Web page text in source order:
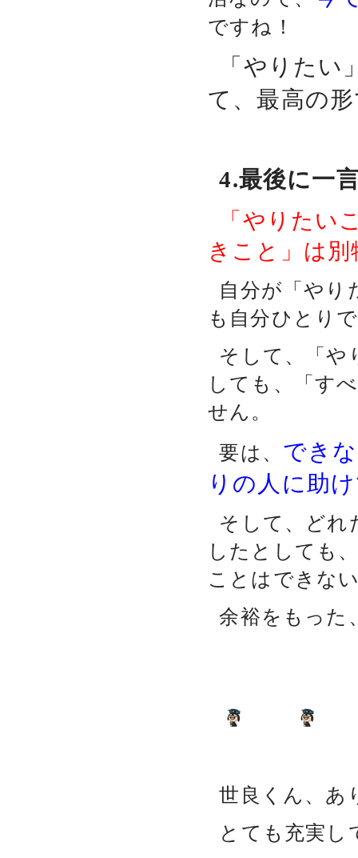
ですね！
「やりた
て、最高の
4.最後に一
「やりたい
きこと」は別
自分が「やり
も自分ひとり
そして、「や
しても、「す
せん。
要は、 でき
りの人に助
そして、どれ
したとしても
ことはできな
余裕をもった
世良くん、あ
とても充実し